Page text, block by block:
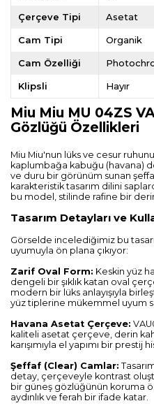
Çerçeve Tipi Asetat
Cam Tipi Organik
Cam Özelliği
Klipsli Hayır
Miu Miu MU 04ZS
Gözlüğü Özellikleri
Miu Miu'nun lüks ve cesur ruhunu
kaplumbağa kabuğu (havana)
ve duru bir görünüm sunan
karakteristik tasarım dilini
bu model, stilinde rafine bir
Tasarım Detayları ve
Görselde incelediğimiz bu
uyumuyla ön plana çıkıyor:
Zarif Oval Form: Keskin yüz
dengeli bir şıklık katan oval
modern bir lüks anlayışıyla
yüz tiplerine mükemmel uyum
Havana Asetat Çerçeve:
kaliteli asetat çerçeve, derin
karışımıyla el yapımı bir prestij
Şeffaf (Clear) Camlar:
detay, çerçeveyle kontrast
bir güneş gözlüğünün koruma
aydınlık ve ferah bir ifade katar.